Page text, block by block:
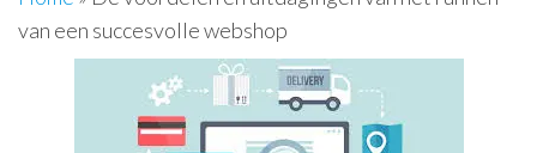
van een succesvolle webshop